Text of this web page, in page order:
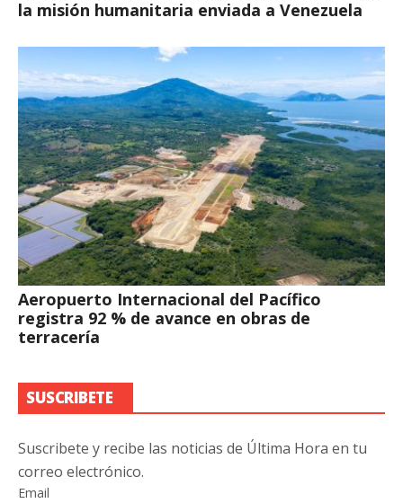
la misión humanitaria enviada a Venezuela
Aeropuerto Internacional del Pacífico
registra 92 % de avance en obras de
terracería
SUSCRIBETE
Suscribete y recibe las noticias de Última Hora en tu
correo electrónico.
Email